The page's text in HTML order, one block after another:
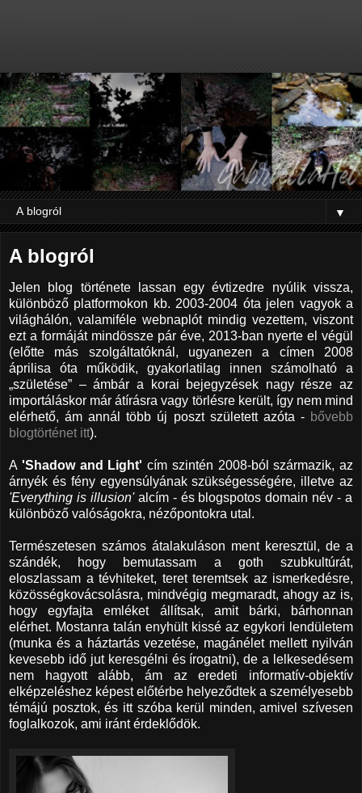
▼
A blogról
Jelen blog története lassan egy évtizedre nyúlik vissza,
különböző platformokon kb. 2003-2004 óta jelen vagyok a
világhálón, valamiféle webnaplót mindig vezettem, viszont
ezt a formáját mindössze pár éve, 2013-ban nyerte el végül
(előtte más szolgáltatóknál, ugyanezen a címen 2008
áprilisa óta működik, gyakorlatilag innen számolható a
„születése” – ámbár a korai bejegyzések nagy része az
importáláskor már átírásra vagy törlésre került, így nem mind
elérhető, ám annál több új poszt született azóta - bővebb
blogtörténet itt).
A 'Shadow and Light' cím szintén 2008-ból származik, az
árnyék és fény egyensúlyának szükségességére, illetve az
'Everything is illusion' alcím - és blogspotos domain név - a
különböző valóságokra, nézőpontokra utal.
Természetesen számos átalakuláson ment keresztül, de a
szándék, hogy bemutassam a goth szubkultúrát,
eloszlassam a tévhiteket, teret teremtsek az ismerkedésre,
közösségkovácsolásra, mindvégig megmaradt, ahogy az is,
hogy egyfajta emléket állítsak, amit bárki, bárhonnan
elérhet. Mostanra talán enyhült kissé az egykori lendületem
(munka és a háztartás vezetése, magánélet mellett nyilván
kevesebb idő jut keresgélni és írogatni), de a lelkesedésem
nem hagyott alább, ám az eredeti informatív-objektív
elképzeléshez képest előtérbe helyeződtek a személyesebb
témájú posztok, és itt szóba kerül minden, amivel szívesen
foglalkozok, ami iránt érdeklődök.